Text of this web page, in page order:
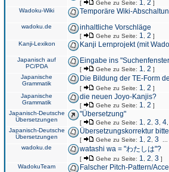
[ Gehe zu Seite: 1 2 ]
Wadoku-Wiki Temporäre Wiki-
wadoku.de inhaltliche Vorschläge
[ Gehe zu Seite: 1 2 ]
Kanji-Lexikon Kanji Lernprojekt (mit
Japanisch auf
PC/PDA
Eingabe ins
[ Gehe zu Seite: 1 2 ]
Japanische
Grammatik
Die Bildung der TE-Form
[ Gehe zu Seite: 1 2 ]
Japanische
Grammatik
die neuen Joyo-Kanjis?
[ Gehe zu Seite: 1 2 ]
Japanisch-Deutsche
Übersetzungen
"Übersetzung"
[ Gehe zu Seite: 1 2 3 4
Japanisch-Deutsche
Übersetzungen
Übersetzungskorrektur bitte
[ Gehe zu Seite: 1 2 3
wadoku.de watashi wa = "わたしは"?
[ Gehe zu Seite: 1 2 3 ]
WadokuTeam Falscher Pitch-Pattern/